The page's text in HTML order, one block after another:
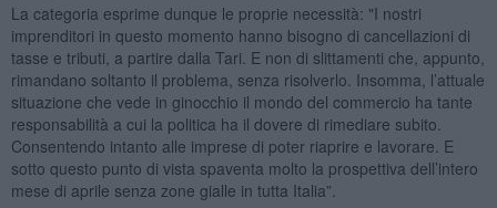
La categoria esprime dunque le proprie necessità: "I nostri
imprenditori in questo momento hanno bisogno di cancellazioni di
tasse e tributi, a partire dalla Tari. E non di slittamenti che, appunto,
rimandano soltanto il problema, senza risolverlo. Insomma, l’attuale
situazione che vede in ginocchio il mondo del commercio ha tante
responsabilità a cui la politica ha il dovere di rimediare subito.
Consentendo intanto alle imprese di poter riaprire e lavorare. E
sotto questo punto di vista spaventa molto la prospettiva dell’intero
mese di aprile senza zone gialle in tutta Italia”.